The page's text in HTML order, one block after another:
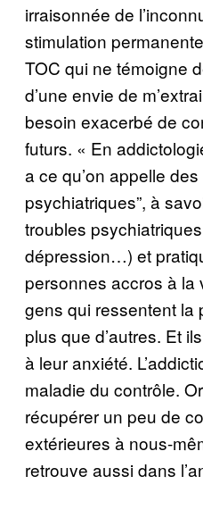
irraisonnée de
stimulation
TOC qui ne témoigne
d’une envie de
besoin exacerbé de
futurs. « En
a ce qu’on appelle
psychiatriques”, à
troubles
dépression…) et
personnes accros à la
gens qui ressentent la
plus que d’autres. Et
à leur anxiété.
maladie du contrôle.
récupérer un peu de
extérieures à nous-
retrouve aussi dans